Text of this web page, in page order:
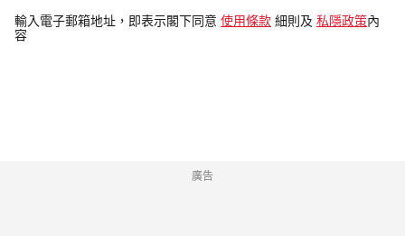
電
郵
輸入電子郵箱地址，即表示閣下同意 使用條款 細則及 私隱政策 內
容
廣告